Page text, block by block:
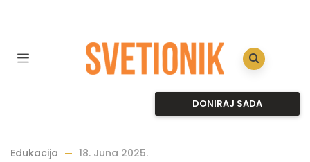
DONIRAJ SADA
Edukacija 18. Juna 2025.